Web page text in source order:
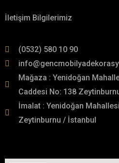
İletişim Bilgilerimiz
(0532) 580 10 90
Mağaza : Yenidoğan
Caddesi No: 138
İmalat : Yenidoğan
Zeytinburnu / İstanbul